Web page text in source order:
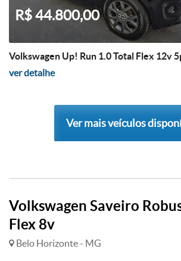
R$ 44.800,00
Volkswagen Up! Run 1.0 Total Flex 12v
ver detalhe
Ver mais veículos
Volkswagen Saveiro
Flex 8v
Belo Horizonte - MG